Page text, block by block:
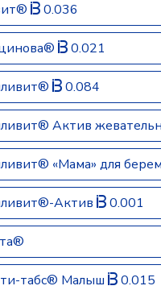
0.036
0.021
0.084
Актив
«Мама» для
Актив 0.001
табс® Малыш 0.015